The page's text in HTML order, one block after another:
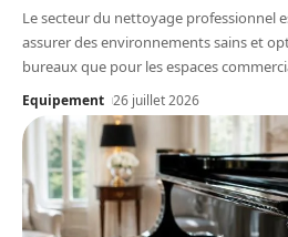
Le secteur du nettoyage professionnel
assurer des environnements sains et
bureaux que pour les espaces
Equipement 26 juillet 2026